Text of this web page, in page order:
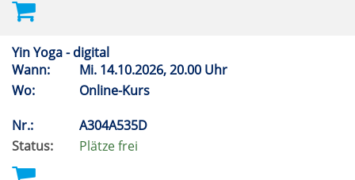
Yin Yoga - digital
Wann:
Mi. 14.10.2026, 20.00 Uhr
Wo:
Online-Kurs
Nr.:
A304A535D
Status:
Plätze frei